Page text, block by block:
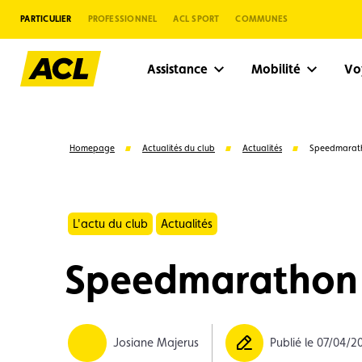
PARTICULIER PROFESSIONNEL ACL SPORT COMMUNES
Assistance Mobilité
Suggestions
Homepage Actualités du club Actualités
L'actu du club Actualités
Josiane Majerus Publié le 07/04/